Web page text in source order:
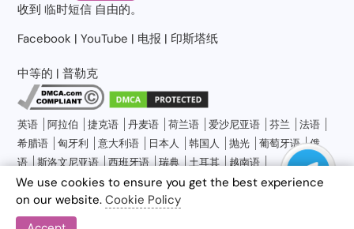
收到临时短信 自由的。
Facebook |YouTube | 电报 | 印斯塔纸
中等的 |普勒克
英语 阿拉伯 捷克语 丹麦语 荷兰语 爱沙尼亚语 芬兰
法语
希腊语
匈牙利 意大利语 日本人 韩国人 抛光 葡萄牙语
俄
语
斯洛文尼亚语 西班牙语 瑞典 土耳其
越南语
隐私政策使用条款免责声明关于临时短信博客联系我们网站地图
We use cookies to ensure you get the best experience
on our website. Cookie Policy